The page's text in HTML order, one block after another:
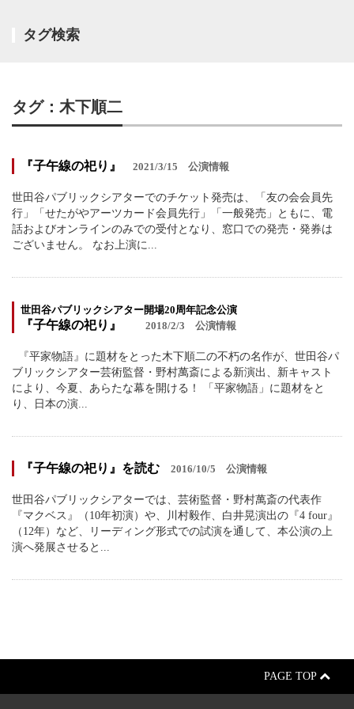
タグ検索
タグ：木下順二
『子午線の祀り』 2021/3/15 公演情報
世田谷パブリックシアターでのチケット発売は、「友の会会員先
行」「せたがやアーツカード会員先行」「一般発売」ともに、電
話およびオンラインのみでの受付となり、窓口での発売・発券は
ございません。 なお上演に...
世田谷パブリックシアター開場20周年記念公演
『子午線の祀り』 2018/2/3 公演情報
『平家物語』に題材をとった木下順二の不朽の名作が、世田谷パ
ブリックシアター芸術監督・野村萬斎による新演出、新キャスト
により、今夏、あらたな幕を開ける！ 「平家物語」に題材をと
り、日本の演...
『子午線の祀り』を読む 2016/10/5 公演情報
世田谷パブリックシアターでは、芸術監督・野村萬斎の代表作
『マクベス』（10年初演）や、川村毅作、白井晃演出の『4 four』
（12年）など、リーディング形式での試演を通して、本公演の上
演へ発展させると...
PAGE TOP